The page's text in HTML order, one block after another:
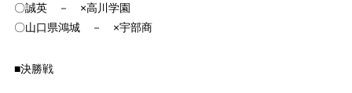
〇誠英 － ×高川学園
〇山口県鴻城 － ×宇部商
■決勝戦